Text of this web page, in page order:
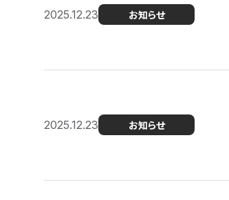
2025.12.23 お知らせ
2025.12.23 お知らせ